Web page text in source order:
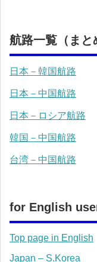
航路一覧（まと
日本－韓国航路
日本－中国航路
日本－ロシア航路
韓国－中国航路
台湾－中国航路
for English
Top page in English
Japan – S.Korea